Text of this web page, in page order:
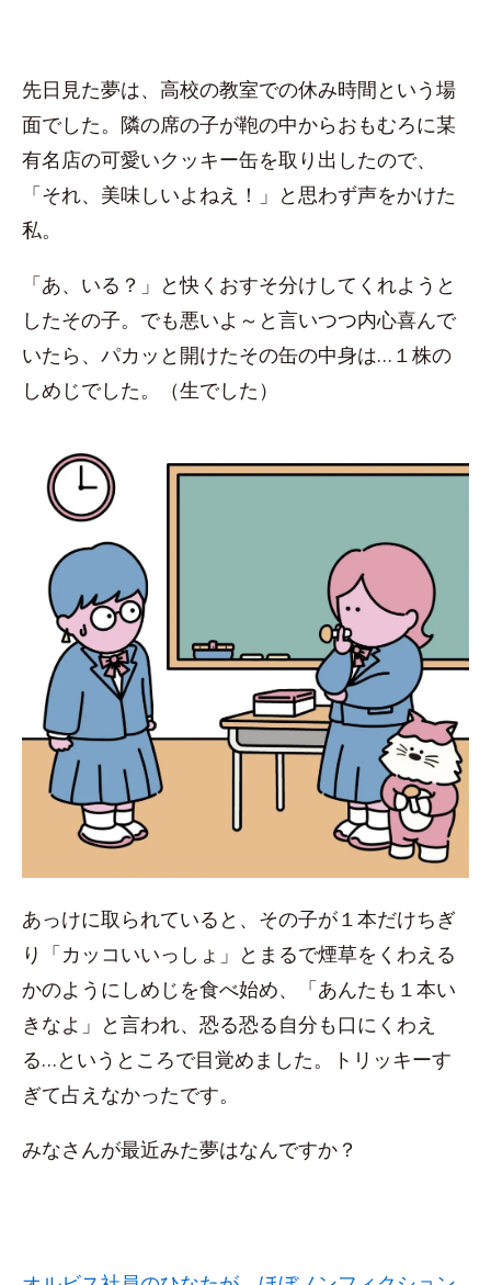
先日見た夢は、高校の教室での休み時間という場
面でした。隣の席の子が鞄の中からおもむろに某
有名店の可愛いクッキー缶を取り出したので、
「それ、美味しいよねえ！」と思わず声をかけた
私。
「あ、いる？」と快くおすそ分けしてくれようと
したその子。でも悪いよ～と言いつつ内心喜んで
いたら、パカッと開けたその缶の中身は…１株の
しめじでした。（生でした）
あっけに取られていると、その子が１本だけちぎ
り「カッコいいっしょ」とまるで煙草をくわえる
かのようにしめじを食べ始め、「あんたも１本い
きなよ」と言われ、恐る恐る自分も口にくわえ
る…というところで目覚めました。トリッキーす
ぎて占えなかったです。
みなさんが最近みた夢はなんですか？